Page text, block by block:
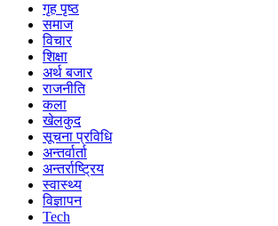
गृह पृष्ठ
समाज
विचार
शिक्षा
अर्थ बजार
राजनीति
कला
खेलकुद
सूचना प्रविधि
अन्तर्वार्ता
अन्तर्राष्ट्रिय
स्वास्थ्य
विज्ञापन
Tech